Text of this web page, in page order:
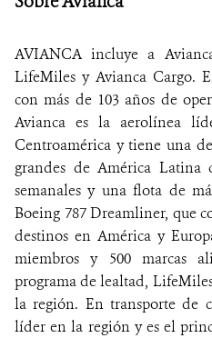
AVIANCA incluye a
LifeMiles y Avianca Cargo.
con más de 103 años de
Avianca es la aerolínea
Centroamérica y tiene una
grandes de América Latina
semanales y una flota de
Boeing 787 Dreamliner, que
destinos en América y
miembros y 500 marcas
programa de lealtad,
la región. En transporte de
líder en la región y es el